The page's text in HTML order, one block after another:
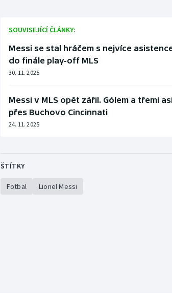
SOUVISEJÍCÍ ČLÁNKY:
Messi se stal hráčem s nejvíce
do finále play-off MLS
30. 11. 2025
Messi v MLS opět zářil. Gólem a třemi
přes Buchovo Cincinnati
24. 11. 2025
ŠTÍTKY
Fotbal Lionel Messi